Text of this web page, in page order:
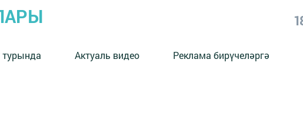
Актуаль видео Реклама бирүчеләргә